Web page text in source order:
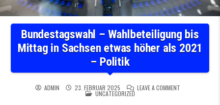
Bundestagswahl – Wahlbeteiligung bis
Mittag in Sachsen etwas höher als 2021
– Politik
ADMIN 23. FEBRUAR 2025 LEAVE A COMMENTON
POSTED IN
UNCATEGORIZED